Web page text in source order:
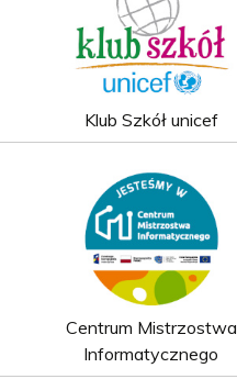
Klub Szkół unicef
Centrum Mistrzostwa
Informatycznego